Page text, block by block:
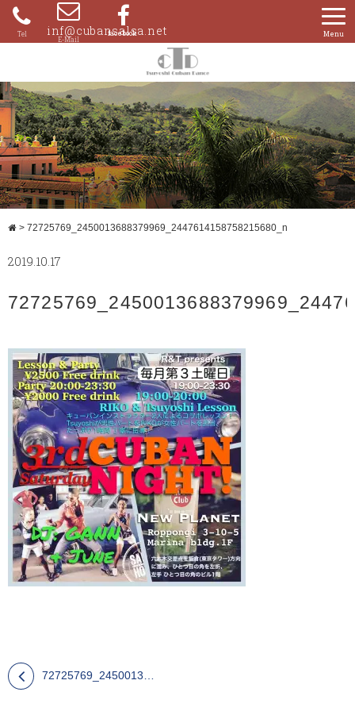
Skip
content
080- inf@cubansalsa.net
> 72725769_2450013688379969_2447614158758215680_n
2019.10.17
72725769_2450013688379969_2447614158758215680_n